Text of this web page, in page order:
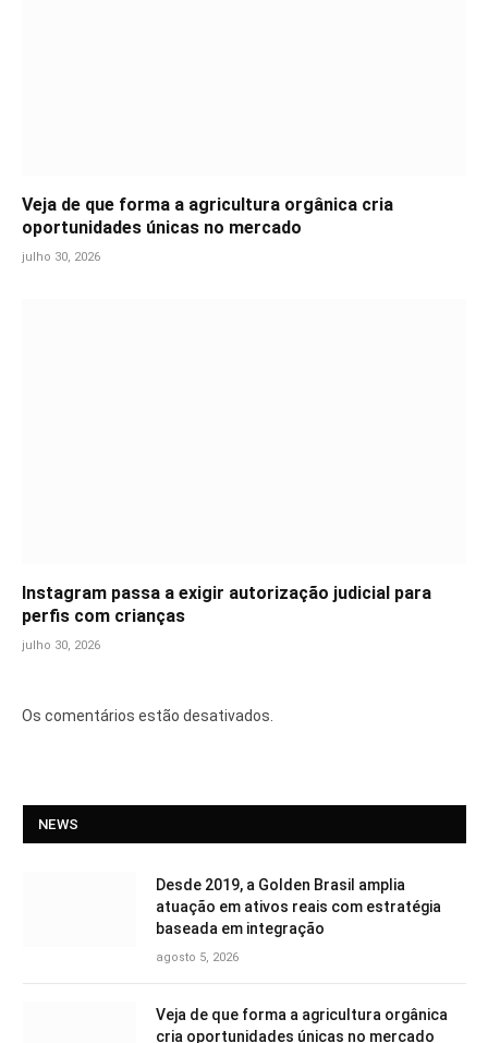
Veja de que forma a agricultura orgânica cria
oportunidades únicas no mercado
julho 30, 2026
Instagram passa a exigir autorização judicial para
perfis com crianças
julho 30, 2026
Os comentários estão desativados.
NEWS
Desde 2019, a Golden Brasil amplia
atuação em ativos reais com estratégia
baseada em integração
agosto 5, 2026
Veja de que forma a agricultura orgânica
cria oportunidades únicas no mercado